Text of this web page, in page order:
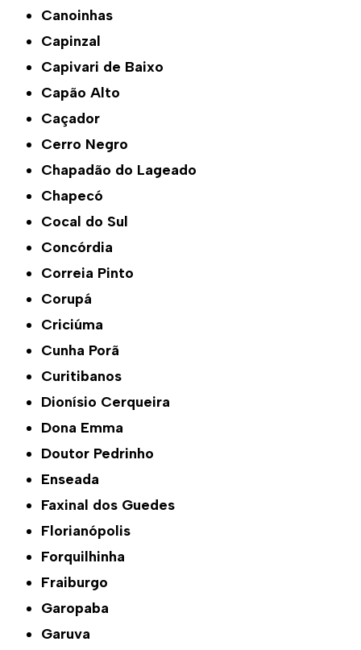
Canoinhas
Capinzal
Capivari de Baixo
Capão Alto
Caçador
Cerro Negro
Chapadão do Lageado
Chapecó
Cocal do Sul
Concórdia
Correia Pinto
Corupá
Criciúma
Cunha Porã
Curitibanos
Dionísio Cerqueira
Dona Emma
Doutor Pedrinho
Enseada
Faxinal dos Guedes
Florianópolis
Forquilhinha
Fraiburgo
Garopaba
Garuva